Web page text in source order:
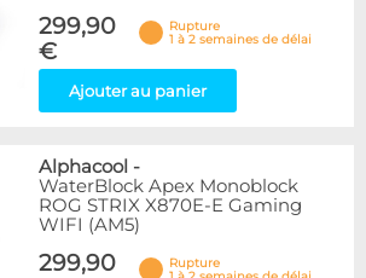
299,90
€
Rupture
1 à 2 semaines de délai
Ajouter au panier
Alphacool -
WaterBlock Apex Monoblock
ROG STRIX X870E-E Gaming
WIFI (AM5)
299,90
Rupture